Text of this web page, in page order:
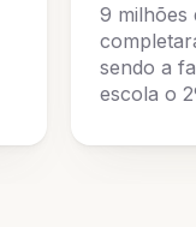
9 milhões
sendo a
escola o